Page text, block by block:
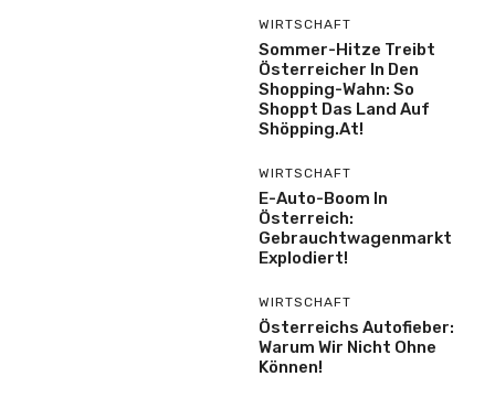
WIRTSCHAFT
Sommer-Hitze Treibt
Österreicher In Den
Shopping-Wahn: So
Shoppt Das Land Auf
Shöpping.at!
WIRTSCHAFT
E-Auto-Boom In
Österreich:
Gebrauchtwagenmarkt
Explodiert!
WIRTSCHAFT
Österreichs Autofieber:
Warum Wir Nicht Ohne
Können!